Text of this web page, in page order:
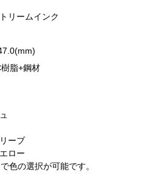
リームインク
脂+鋼材
ーブ
ロー
色の選択が可能です。